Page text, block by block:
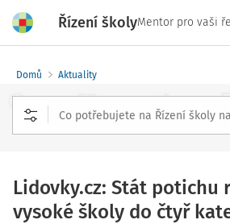
Řízení školyMentor pro vaši
Domů Aktuality
Lidovky.cz: Stát potichu
vysoké školy do čtyř